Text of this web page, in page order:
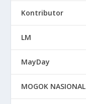
Kontributor
LM
MayDay
MOGOK NASIONAL